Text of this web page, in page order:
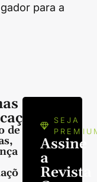
para a
de
SEJA
Assine
a
Revista